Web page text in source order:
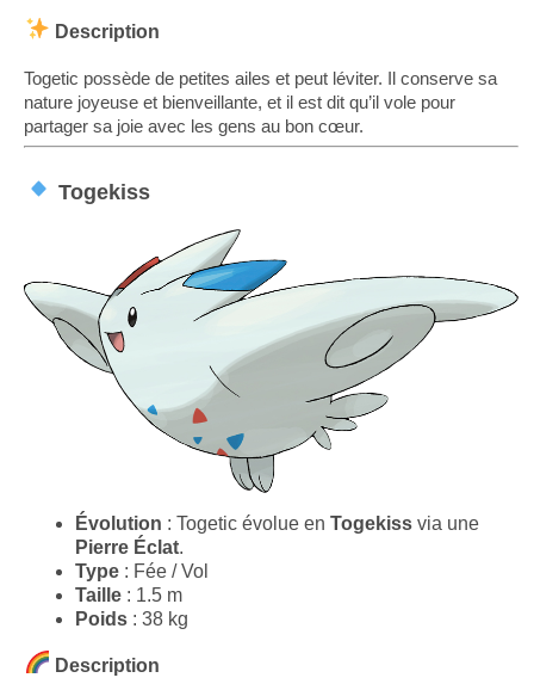
Description
Togetic possède de petites ailes et peut léviter. Il conserve sa
nature joyeuse et bienveillante, et il est dit qu’il vole pour
partager sa joie avec les gens au bon cœur.
Togekiss
Évolution : Togetic évolue en Togekiss via une
Pierre Éclat.
Type : Fée / Vol
Taille : 1.5 m
Poids : 38 kg
Description